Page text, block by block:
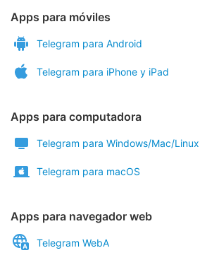
Apps para móviles
Telegram para Android
Telegram para iPhone y iPad
Apps para computadora
Telegram para Windows/Mac/Linux
Telegram para macOS
Apps para navegador web
Telegram WebA